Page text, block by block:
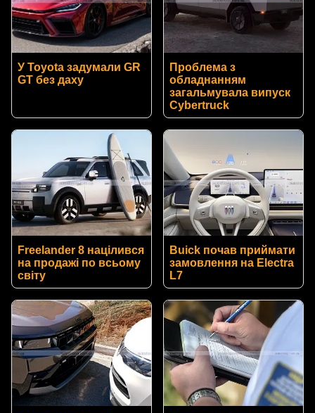
У Toyota задумали GR
GT без даху
Проблема з
обладнанням
загальмувала випуск
Cybertruck
Freelander 8 націлився
на продажі по всьому
світу
Buick почав приймати
замовлення на Electra
L7